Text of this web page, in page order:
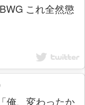
これ全然懲
俺、変わったか